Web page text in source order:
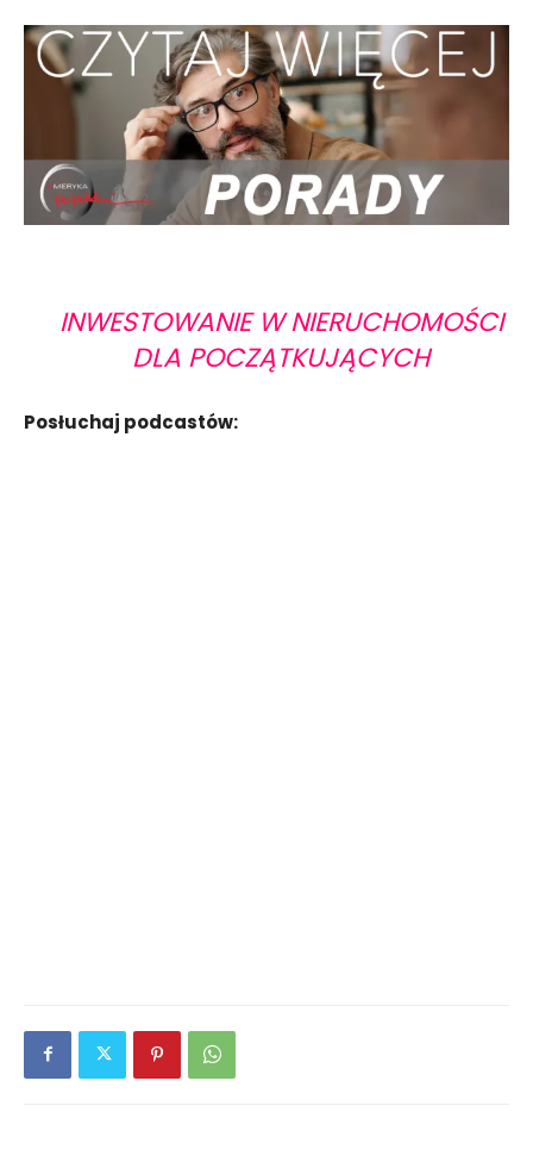
INWESTOWANIE W NIERUCHOMOŚCI
DLA POCZĄTKUJĄCYCH
Posłuchaj podcastów: